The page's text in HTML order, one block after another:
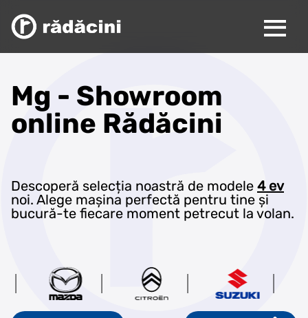
Mg - Showroom
online Rădăcini
Descoperă selecția noastră de modele 4 ev
noi. Alege mașina perfectă pentru tine și
bucură-te fiecare moment petrecut la volan.